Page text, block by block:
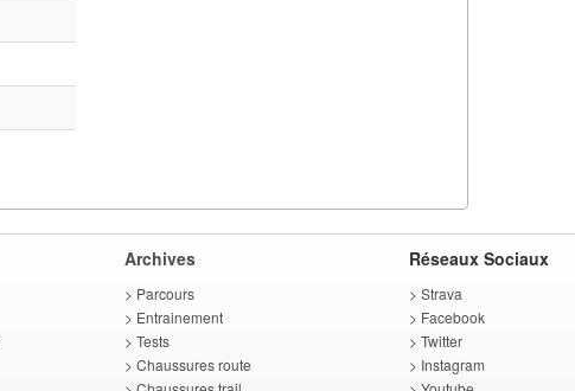
Archives
> Parcours
> Entrainement
> Tests
> Chaussures route
Réseaux Sociaux
> Strava
> Facebook
> Twitter
> Instagram